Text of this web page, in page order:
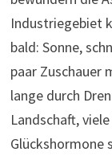
Almelo und
zählt, wenn ich
einen
Teams, die wir
enteilt.